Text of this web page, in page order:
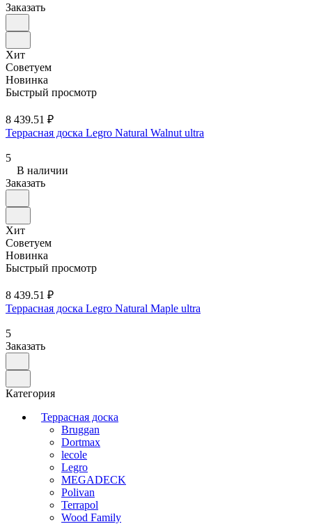
Заказать
Хит
Советуем
Новинка
Быстрый просмотр
8 439.51 ₽
Террасная доска Legro Natural Walnut ultra
5
В наличии
Заказать
Хит
Советуем
Новинка
Быстрый просмотр
8 439.51 ₽
Террасная доска Legro Natural Maple ultra
5
Заказать
Категория
Террасная доска
Bruggan
Dortmax
lecole
Legro
MEGADECK
Polivan
Terrapol
Wood Family